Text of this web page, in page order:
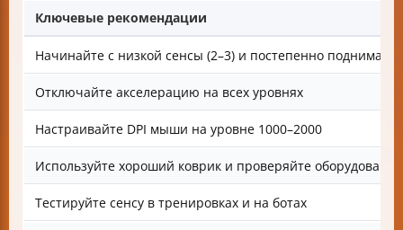
Ключевые рекомендации
Начинайте с низкой сенсы (2–3) и постепенно поднимайте
Отключайте акселерацию на всех уровнях
Настраивайте DPI мыши на уровне 1000–2000
Используйте хороший коврик и проверяйте оборудование
Тестируйте сенсу в тренировках и на ботах